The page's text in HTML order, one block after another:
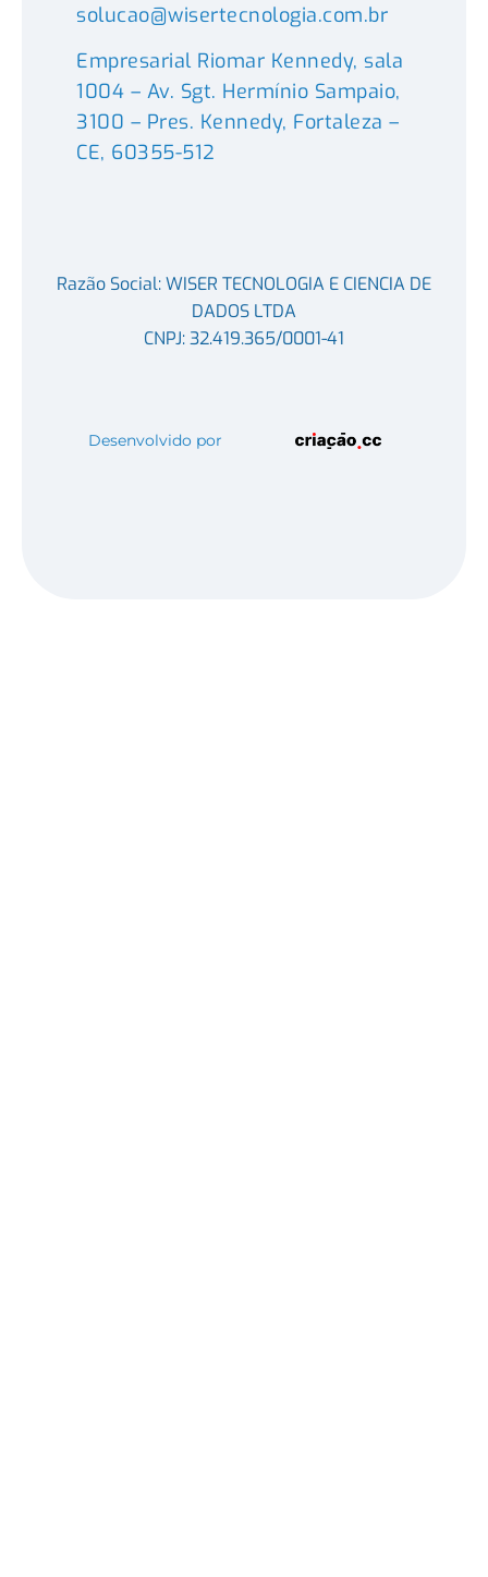
solucao@wisertecnologia.com.br
Empresarial Riomar Kennedy, sala
1004 – Av. Sgt. Hermínio Sampaio,
3100 – Pres. Kennedy, Fortaleza –
CE, 60355-512
Razão Social: WISER TECNOLOGIA E CIENCIA DE
DADOS LTDA
CNPJ: 32.419.365/0001-41
Desenvolvido por